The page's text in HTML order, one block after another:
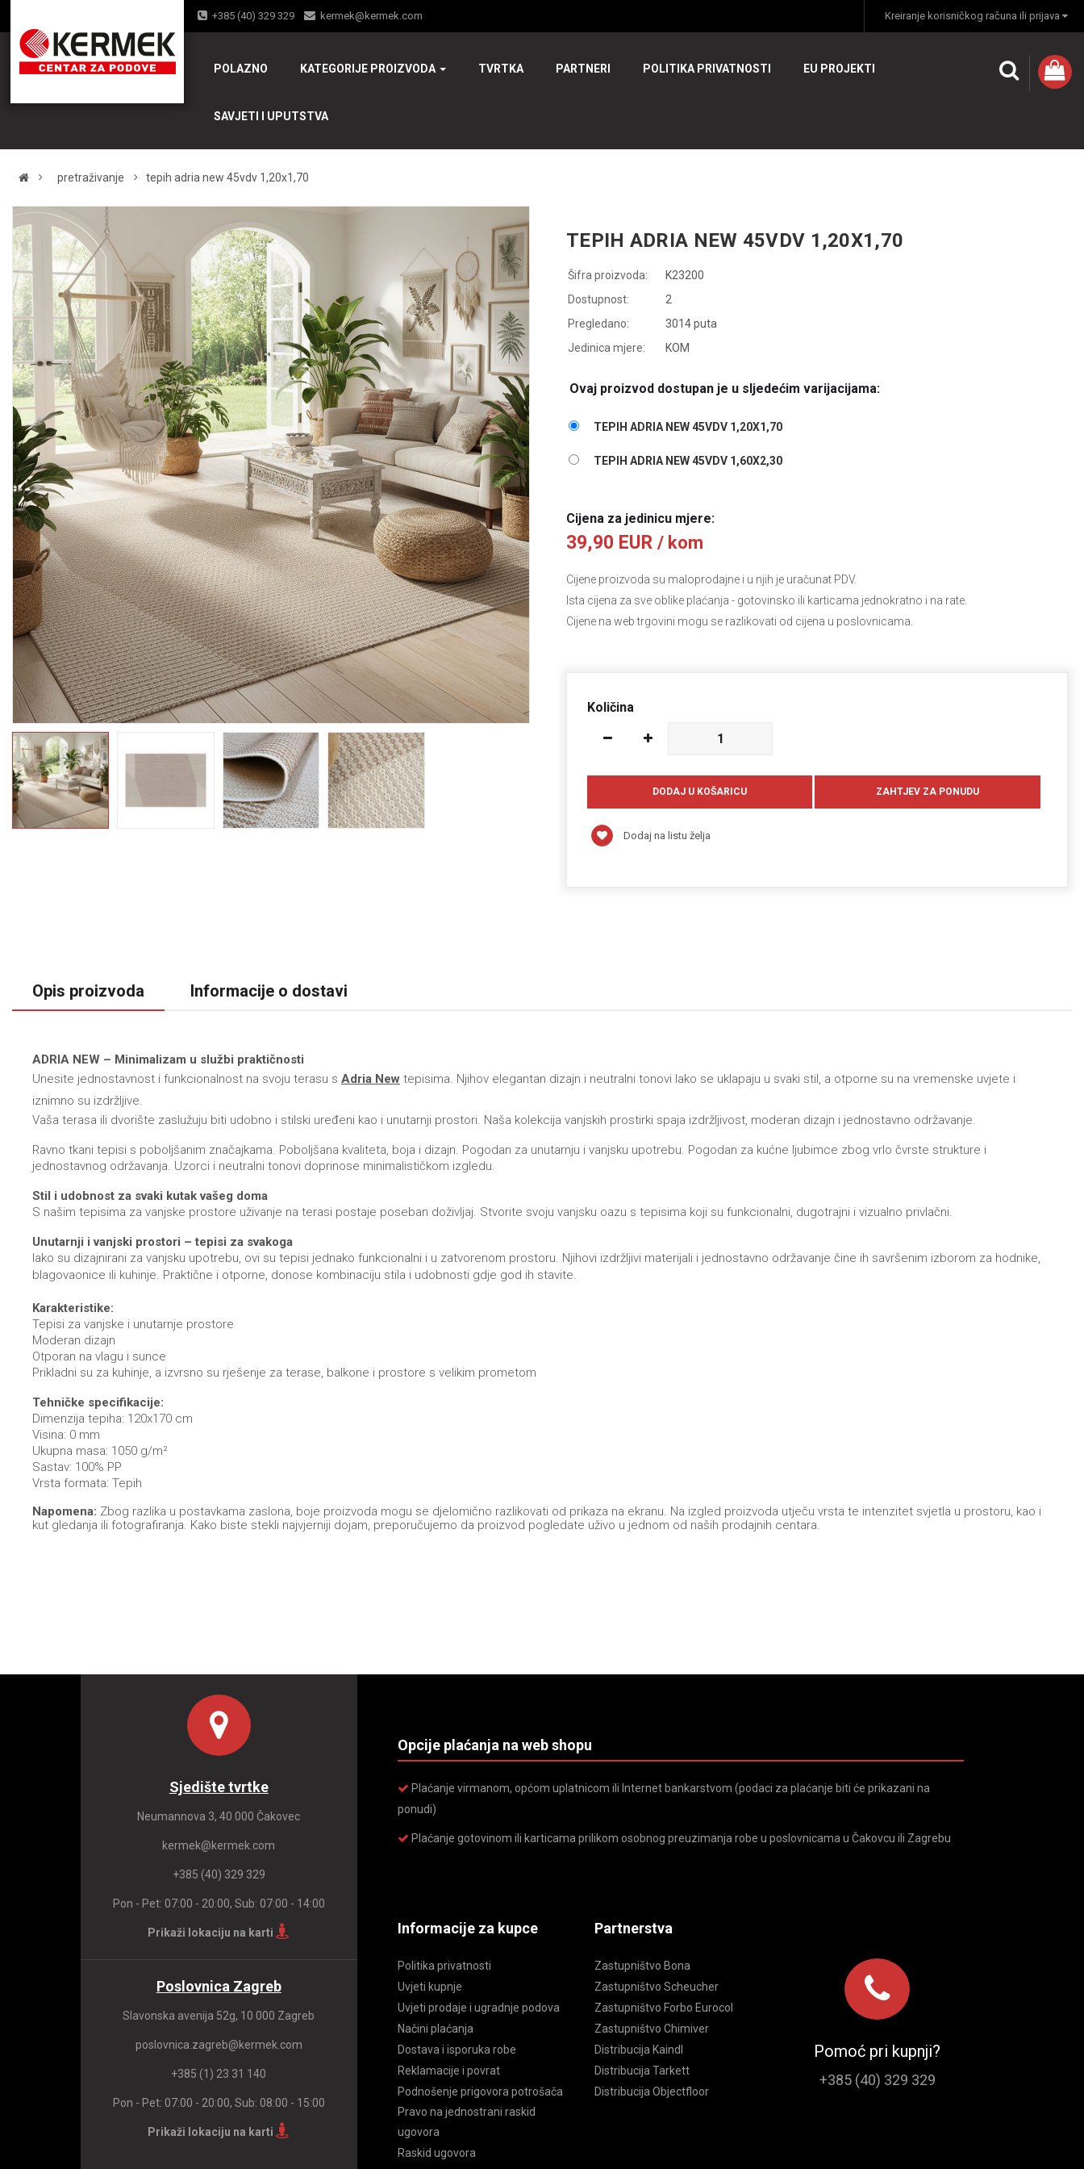
+385 (40) 329 329 kermek@kermek.com Kreiranje korisničkog računa ili prijava
POLAZNO KATEGORIJE PROIZVODA TVRTKA PARTNERI POLITIKA PRIVATNOSTI EU PROJEKTI
SAVJETI I UPUTSTVA
pretraživanje tepih adria new 45vdv 1,20x1,70
TEPIH ADRIA NEW 45VDV 1,20X1,70
Šifra proizvoda:
K23200
Dostupnost:
2
Pregledano:
3014 puta
Jedinica mjere:
KOM
Ovaj proizvod dostupan je u sljedećim varijacijama:
TEPIH ADRIA NEW 45VDV 1,20X1,70
TEPIH ADRIA NEW 45VDV 1,60X2,30
Cijena za jedinicu mjere:
39,90 EUR / kom
Cijene proizvoda su maloprodajne i u njih je uračunat PDV.
Ista cijena za sve oblike plaćanja - gotovinsko ili karticama jednokratno i na rate.
Cijene na web trgovini mogu se razlikovati od cijena u poslovnicama.
Količina
Dodaj na listu želja
Opis proizvoda Informacije o dostavi
ADRIA NEW – Minimalizam u službi praktičnosti
Unesite jednostavnost i funkcionalnost na svoju terasu s Adria New tepisima. Njihov elegantan dizajn i neutralni tonovi lako se uklapaju u svaki stil, a otporne su na vremenske uvjete i
iznimno su izdržljive.
Vaša terasa ili dvorište zaslužuju biti udobno i stilski uređeni kao i unutarnji prostori. Naša kolekcija vanjskih prostirki spaja izdržljivost, moderan dizajn i jednostavno održavanje.
Ravno tkani tepisi s poboljšanim značajkama. Poboljšana kvaliteta, boja i dizajn. Pogodan za unutarnju i vanjsku upotrebu. Pogodan za kućne ljubimce zbog vrlo čvrste strukture i
jednostavnog održavanja. Uzorci i neutralni tonovi doprinose minimalističkom izgledu.
Stil i udobnost za svaki kutak vašeg doma
S našim tepisima za vanjske prostore uživanje na terasi postaje poseban doživljaj. Stvorite svoju vanjsku oazu s tepisima koji su funkcionalni, dugotrajni i vizualno privlačni.
Unutarnji i vanjski prostori – tepisi za svakoga
Iako su dizajnirani za vanjsku upotrebu, ovi su tepisi jednako funkcionalni i u zatvorenom prostoru. Njihovi izdržljivi materijali i jednostavno održavanje čine ih savršenim izborom za hodnike,
blagovaonice ili kuhinje. Praktične i otporne, donose kombinaciju stila i udobnosti gdje god ih stavite.
Karakteristike:
Tepisi za vanjske i unutarnje prostore
Moderan dizajn
Otporan na vlagu i sunce
Prikladni su za kuhinje, a izvrsno su rješenje za terase, balkone i prostore s velikim prometom
Tehničke specifikacije:
Dimenzija tepiha: 120x170 cm
Visina: 0 mm
Ukupna masa: 1050 g/m²
Sastav: 100% PP
Vrsta formata: Tepih
Napomena: Zbog razlika u postavkama zaslona, boje proizvoda mogu se djelomično razlikovati od prikaza na ekranu. Na izgled proizvoda utječu vrsta te intenzitet svjetla u prostoru, kao i
kut gledanja ili fotografiranja. Kako biste stekli najvjerniji dojam, preporučujemo da proizvod pogledate uživo u jednom od naših prodajnih centara.
Sjedište tvrtke
Neumannova 3, 40 000 Čakovec
kermek@kermek.com
+385 (40) 329 329
Pon - Pet: 07:00 - 20:00, Sub: 07:00 - 14:00
Prikaži lokaciju na karti
Poslovnica Zagreb
Slavonska avenija 52g, 10 000 Zagreb
poslovnica.zagreb@kermek.com
+385 (1) 23 31 140
Pon - Pet: 07:00 - 20:00, Sub: 08:00 - 15:00
Prikaži lokaciju na karti
Opcije plaćanja na web shopu
Plaćanje virmanom, općom uplatnicom ili Internet bankarstvom (podaci za plaćanje biti će prikazani na
ponudi)
Plaćanje gotovinom ili karticama prilikom osobnog preuzimanja robe u poslovnicama u Čakovcu ili Zagrebu
Informacije za kupce
Politika privatnosti
Uvjeti kupnje
Uvjeti prodaje i ugradnje podova
Načini plaćanja
Dostava i isporuka robe
Reklamacije i povrat
Podnošenje prigovora potrošača
Pravo na jednostrani raskid
ugovora
Raskid ugovora
Partnerstva
Zastupništvo Bona
Zastupništvo Scheucher
Zastupništvo Forbo Eurocol
Zastupništvo Chimiver
Distribucija Kaindl
Distribucija Tarkett
Distribucija Objectfloor
Pomoć pri kupnji?
+385 (40) 329 329